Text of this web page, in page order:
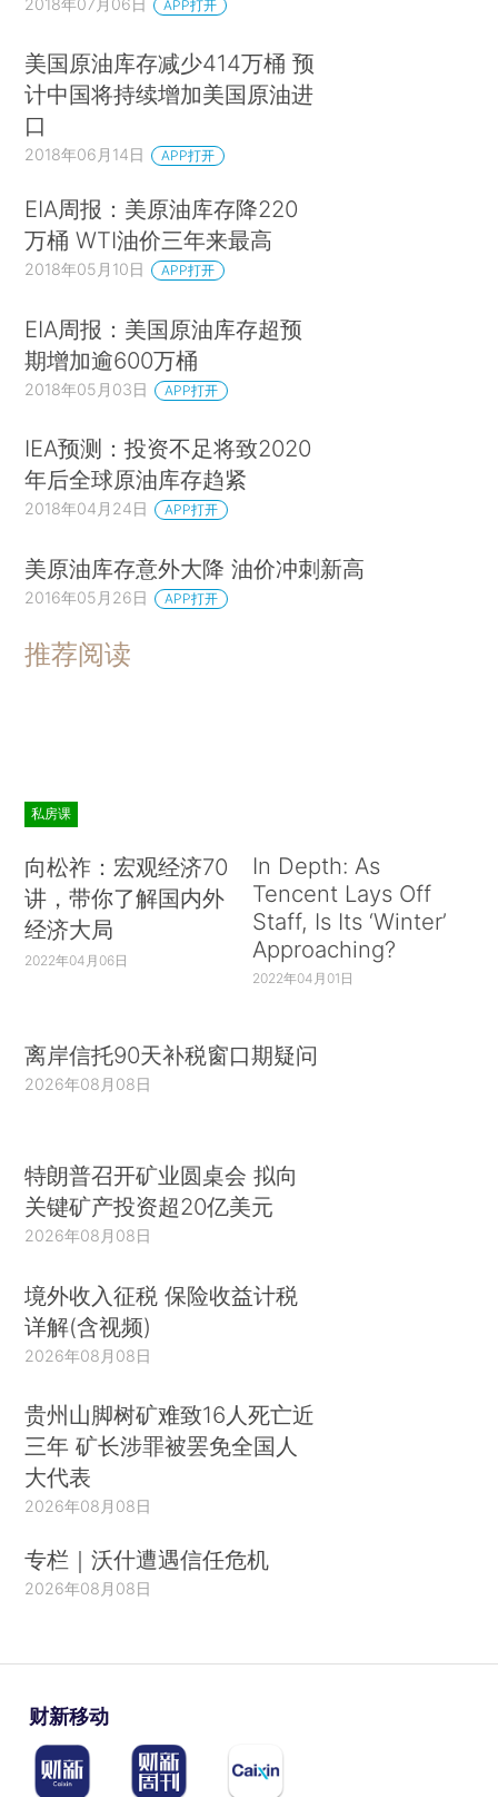
APP打开
美国原油库存减少414万桶 预
计中国将持续增加美国原油进
口
2018年06月14日 APP打开
EIA周报：美原油库存降220
万桶 WTI油价三年来最高
2018年05月10日 APP打开
EIA周报：美国原油库存超预
期增加逾600万桶
2018年05月03日 APP打开
IEA预测：投资不足将致2020
年后全球原油库存趋紧
2018年04月24日 APP打开
美原油库存意外大降 油价冲刺新高
2016年05月26日 APP打开
推荐阅读
私房课
向松祚：宏观经济70
讲，带你了解国内外
经济大局
2022年04月06日
In Depth: As
Tencent Lays Off
Staff, Is Its ‘Winter’
Approaching?
2022年04月01日
离岸信托90天补税窗口期疑问
2026年08月08日
特朗普召开矿业圆桌会 拟向
关键矿产投资超20亿美元
2026年08月08日
境外收入征税 保险收益计税
详解(含视频)
2026年08月08日
贵州山脚树矿难致16人死亡近
三年 矿长涉罪被罢免全国人
大代表
2026年08月08日
专栏｜沃什遭遇信任危机
2026年08月08日
财新移动